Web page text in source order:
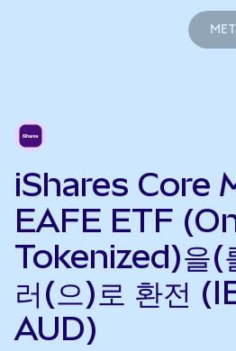
iShares Core
EAFE ETF
Tokenized)을(
러(으)로 환전
AUD)